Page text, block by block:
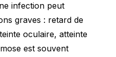
infection peut
graves : retard de
oculaire, atteinte
est souvent